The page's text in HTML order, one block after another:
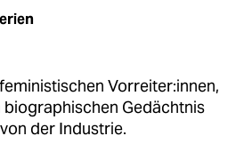
Vorreiter:innen,
Gedächtnis
der Industrie.